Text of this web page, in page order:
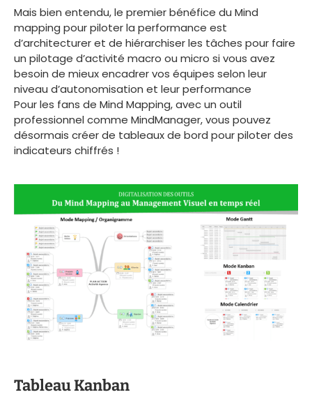
Mais bien entendu, le premier bénéfice du Mind
mapping pour piloter la performance est
d’architecturer et de hiérarchiser les tâches pour faire
un pilotage d’activité macro ou micro si vous avez
besoin de mieux encadrer vos équipes selon leur
niveau d’autonomisation et leur performance
Pour les fans de Mind Mapping, avec un outil
professionnel comme MindManager, vous pouvez
désormais créer de tableaux de bord pour piloter des
indicateurs chiffrés !
Tableau Kanban